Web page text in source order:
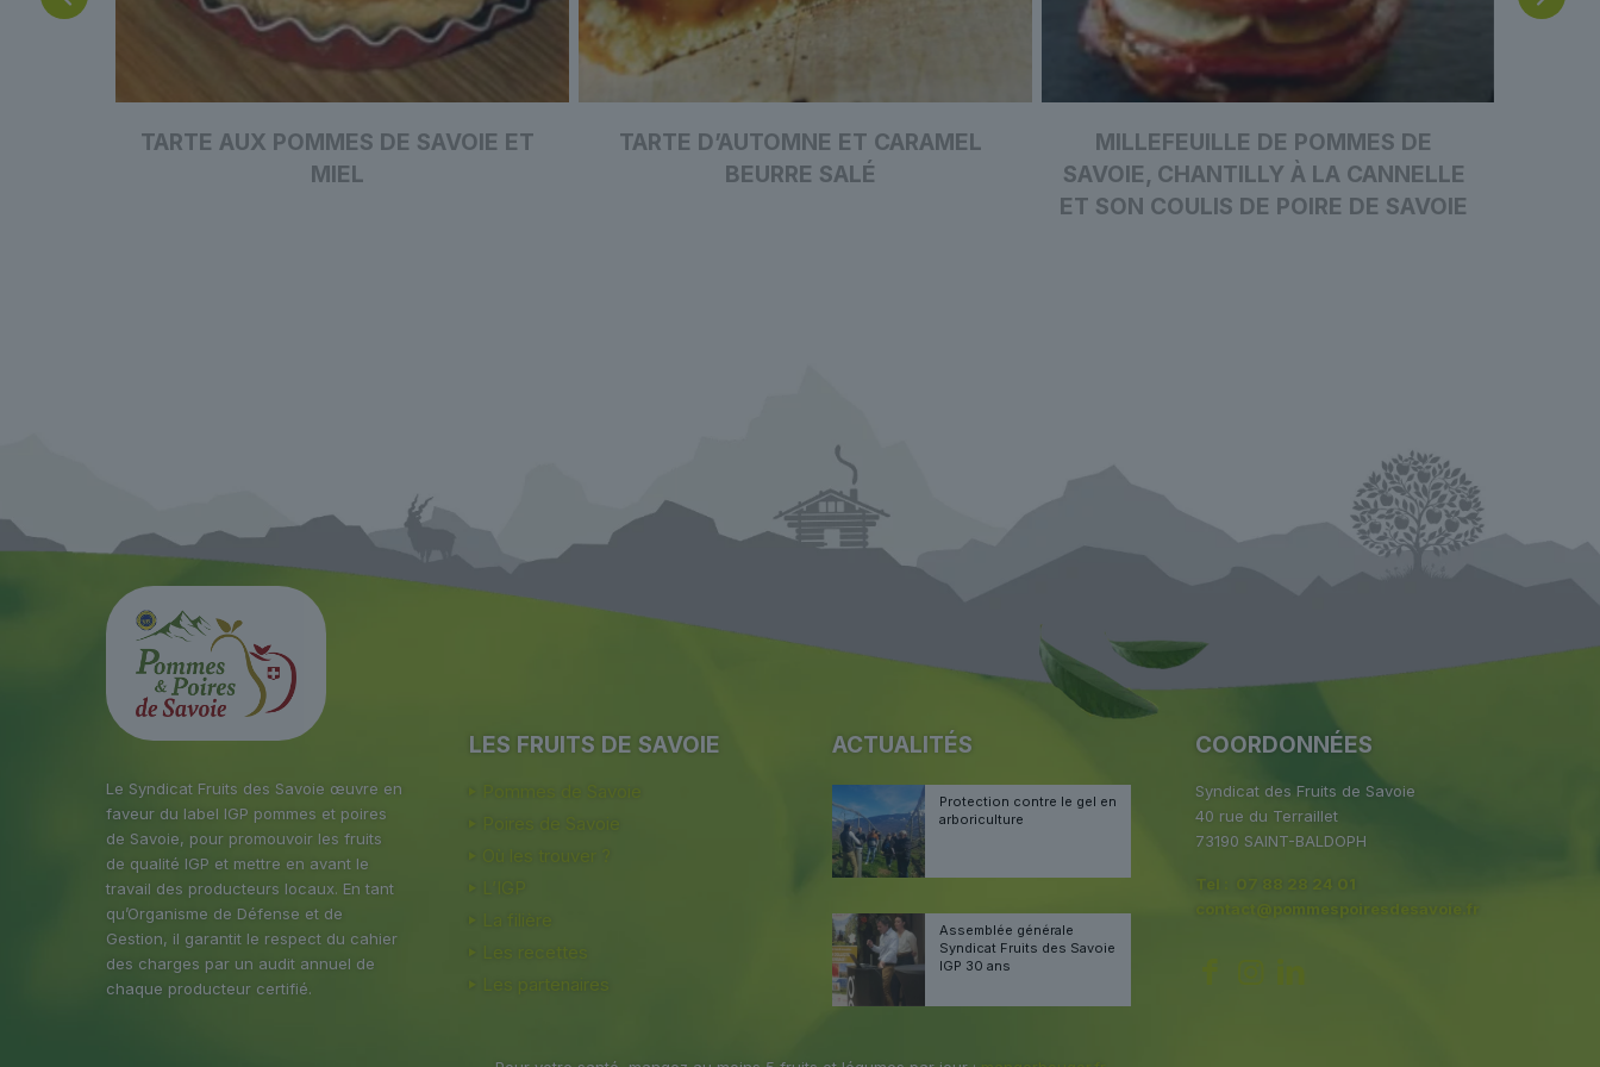
TARTE AUX POMMES DE SAVOIE ET
MIEL
TARTE D’AUTOMNE ET CARAMEL
BEURRE SALÉ
MILLEFEUILLE DE POMMES DE
SAVOIE, CHANTILLY À LA CANNELLE
ET SON COULIS DE POIRE DE SAVOIE
Le Syndicat Fruits des Savoie œuvre en
faveur du label IGP pommes et poires
de Savoie, pour promouvoir les fruits
de qualité IGP et mettre en avant le
travail des producteurs locaux. En tant
qu’Organisme de Défense et de
Gestion, il garantit le respect du cahier
des charges par un audit annuel de
chaque producteur certifié.
LES FRUITS DE SAVOIE
Les partenaires
ACTUALITÉS
Protection contre le gel en
arboriculture
Assemblée générale
Syndicat Fruits des Savoie
IGP 30 ans
COORDONNÉES
Syndicat des Fruits de Savoie
40 rue du Terraillet
73190 SAINT-BALDOPH
Tel : 07 88 28 24 01